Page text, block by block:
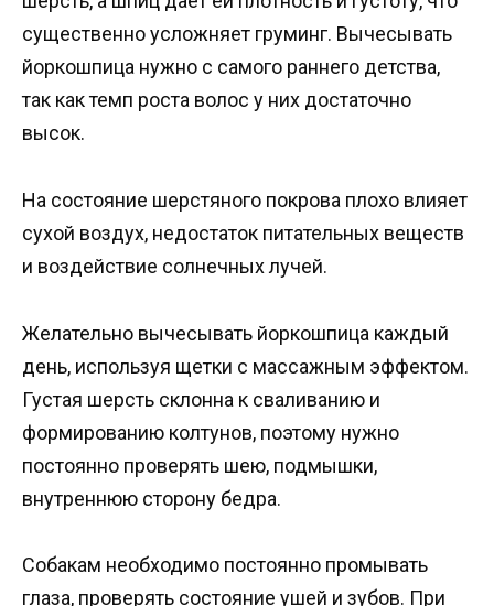
существенно усложняет груминг. Вычесывать
йоркошпица нужно с самого раннего детства,
так как темп роста волос у них достаточно
высок.
На состояние шерстяного покрова плохо влияет
сухой воздух, недостаток питательных веществ
и воздействие солнечных лучей.
Желательно вычесывать йоркошпица каждый
день, используя щетки с массажным эффектом.
Густая шерсть склонна к сваливанию и
формированию колтунов, поэтому нужно
постоянно проверять шею, подмышки,
внутреннюю сторону бедра.
Собакам необходимо постоянно промывать
глаза, проверять состояние ушей и зубов. При